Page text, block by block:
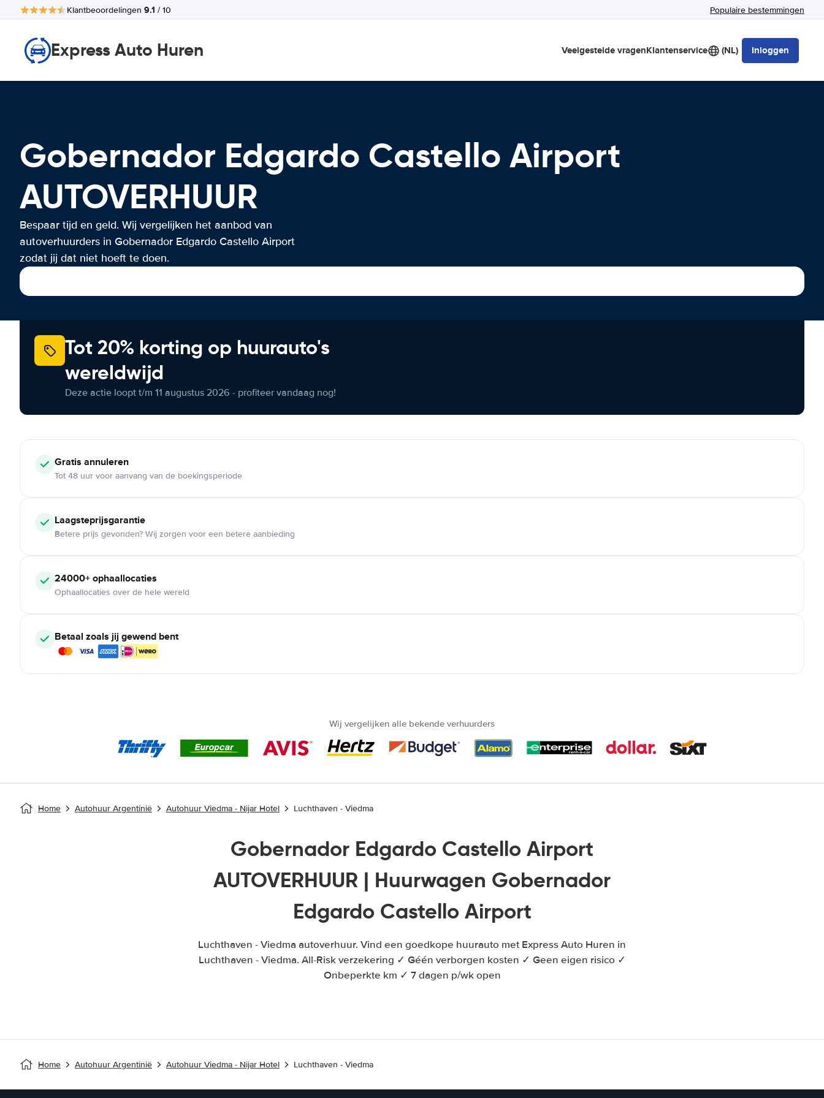
Klantbeoordelingen 9.1 / 10 Populaire bestemmingen
Express Auto Huren Veelgestelde vragenKlantenservice (NL) Inloggen
Gobernador Edgardo Castello Airport
AUTOVERHUUR
Bespaar tijd en geld. Wij vergelijken het aanbod van
autoverhuurders in Gobernador Edgardo Castello Airport
zodat jij dat niet hoeft te doen.
Tot 20% korting op huurauto's
wereldwijd
Deze actie loopt t/m 11 augustus 2026 - profiteer vandaag nog!
Gratis annuleren
Tot 48 uur voor aanvang van de boekingsperiode
Laagsteprijsgarantie
Betere prijs gevonden? Wij zorgen voor een betere aanbieding
24000+ ophaallocaties
Ophaallocaties over de hele wereld
Betaal zoals jij gewend bent
Wij vergelijken alle bekende verhuurders
Home Autohuur Argentinië Autohuur Viedma - Nijar Hotel Luchthaven - Viedma
Gobernador Edgardo Castello Airport
AUTOVERHUUR | Huurwagen Gobernador
Edgardo Castello Airport
Luchthaven - Viedma autoverhuur. Vind een goedkope huurauto met Express Auto Huren in
Luchthaven - Viedma. All-Risk verzekering ✓ Géén verborgen kosten ✓ Geen eigen risico ✓
Onbeperkte km ✓ 7 dagen p/wk open
Home Autohuur Argentinië Autohuur Viedma - Nijar Hotel Luchthaven - Viedma